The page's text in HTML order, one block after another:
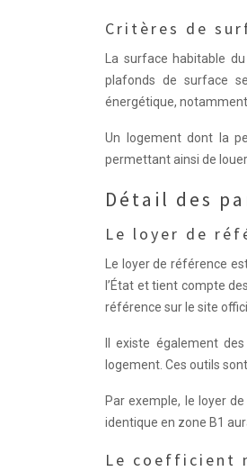
Critères de
La surface habitable
plafonds de surface
énergétique, notamment
Un logement dont la
permettant ainsi de
Détail des
Le loyer de
Le loyer de référence
l’État et tient compte
référence sur le site
Il existe également
logement. Ces outils
Par exemple, le loyer
identique en zone B1
Le coefficient